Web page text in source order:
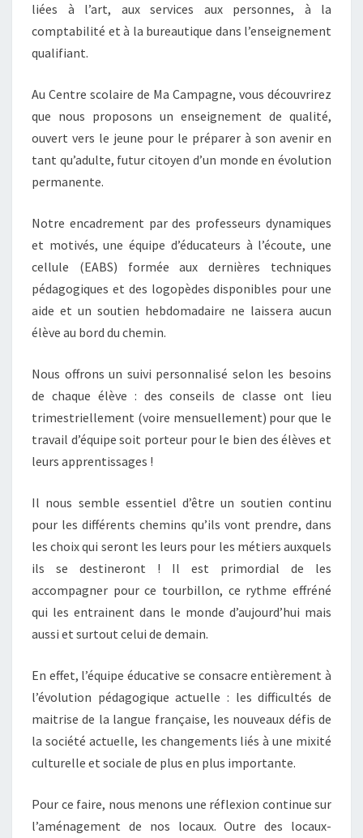
liées à l’art, aux services aux personnes, à la
comptabilité et à la bureautique dans l’enseignement
qualifiant.
Au Centre scolaire de Ma Campagne, vous découvrirez
que nous proposons un enseignement de qualité,
ouvert vers le jeune pour le préparer à son avenir en
tant qu’adulte, futur citoyen d’un monde en évolution
permanente.
Notre encadrement par des professeurs dynamiques
et motivés, une équipe d’éducateurs à l’écoute, une
cellule (EABS) formée aux dernières techniques
pédagogiques et des logopèdes disponibles pour une
aide et un soutien hebdomadaire ne laissera aucun
élève au bord du chemin.
Nous offrons un suivi personnalisé selon les besoins
de chaque élève : des conseils de classe ont lieu
trimestriellement (voire mensuellement) pour que le
travail d’équipe soit porteur pour le bien des élèves et
leurs apprentissages !
Il nous semble essentiel d’être un soutien continu
pour les différents chemins qu’ils vont prendre, dans
les choix qui seront les leurs pour les métiers auxquels
ils se destineront ! Il est primordial de les
accompagner pour ce tourbillon, ce rythme effréné
qui les entrainent dans le monde d’aujourd’hui mais
aussi et surtout celui de demain.
En effet, l’équipe éducative se consacre entièrement à
l’évolution pédagogique actuelle : les difficultés de
maitrise de la langue française, les nouveaux défis de
la société actuelle, les changements liés à une mixité
culturelle et sociale de plus en plus importante.
Pour ce faire, nous menons une réflexion continue sur
l’aménagement de nos locaux. Outre des locaux-